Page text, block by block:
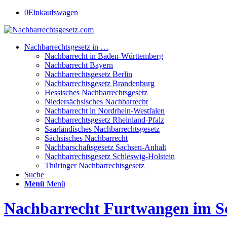
0Einkaufswagen
Nachbarrechtsgesetz in …
Nachbarrecht in Baden-Württemberg
Nachbarrecht Bayern
Nachbarrechtsgesetz Berlin
Nachbarrechtsgesetz Brandenburg
Hessisches Nachbarrechtsgesetz
Niedersächsisches Nachbarrecht
Nachbarrecht in Nordrhein-Westfalen
Nachbarrechtsgesetz Rheinland-Pfalz
Saarländisches Nachbarrechtsgesetz
Sächsisches Nachbarrecht
Nachbarschaftsgesetz Sachsen-Anhalt
Nachbarrechtsgesetz Schleswig-Holstein
Thüringer Nachbarrechtsgesetz
Suche
Menü Menü
Nachbarrecht Furtwangen im